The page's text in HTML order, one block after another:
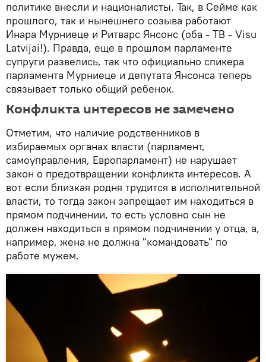
политике внесли и националисты. Так, в Сейме как
прошлого, так и нынешнего созыва работают
Инара Мурниеце и Ритварс Янсонс (оба - TB - Visu
Latvijai!). Правда, еще в прошлом парламенте
супруги развелись, так что официально спикера
парламента Мурниеце и депутата Янсонса теперь
связывает только общий ребенок.
Конфликта интересов не замечено
Отметим, что наличие родственников в
избираемых органах власти (парламент,
самоуправления, Европарламент) не нарушает
закон о предотвращении конфликта интересов. А
вот если близкая родня трудится в исполнительной
власти, то тогда закон запрещает им находиться в
прямом подчинении, то есть условно сын не
должен находиться в прямом подчинении у отца, а,
например, жена не должна "командовать" по
работе мужем.